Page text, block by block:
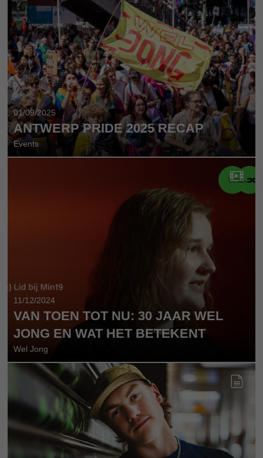
01/09/2025
ANTWERP PRIDE 2025 RECAP
Events
11/12/2024
VAN TOEN TOT NU: 30 JAAR WEL
JONG EN WAT HET BETEKENT
Wel Jong